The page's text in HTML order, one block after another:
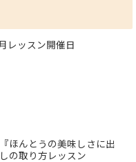
レッスン開催日
ほんとうの美味しさに出
の取り方レッスン